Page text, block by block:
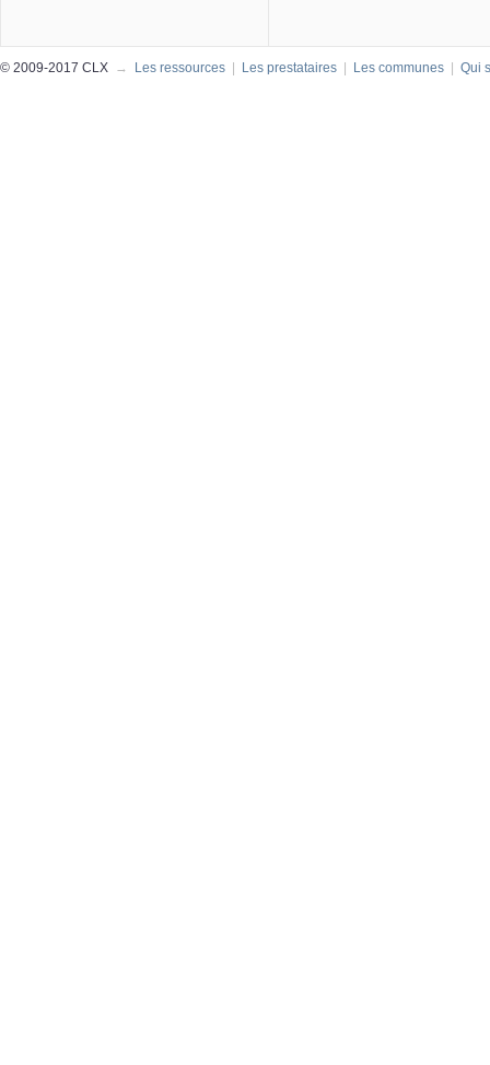
© 2009-2017 CLX → Les ressources | Les prestataires | Les communes | Qui